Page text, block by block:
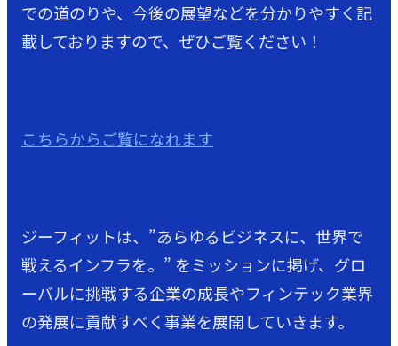
での道のりや、今後の展望などを分かりやすく記
載しておりますので、ぜひご覧ください！
こちらからご覧になれます
ジーフィットは、”あらゆるビジネスに、世界で
戦えるインフラを。” をミッションに掲げ、グロ
ーバルに挑戦する企業の成長やフィンテック業界
の発展に貢献すべく事業を展開していきます。